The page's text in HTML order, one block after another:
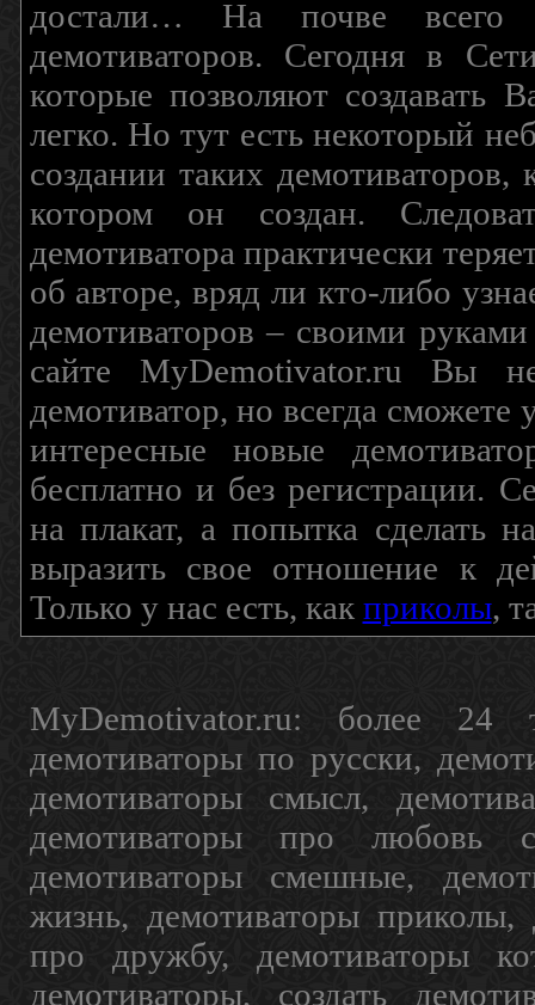
достали… На почве всего
демотиваторов. Сегодня в
которые позволяют создавать
легко. Но тут есть некоторый
создании таких
котором он создан.
демотиватора практически
об авторе, вряд ли кто-либо
демотиваторов – своими
сайте MyDemotivator.ru Вы
демотиватор, но всегда сможете
интересные новые
бесплатно и без регистрации.
на плакат, а попытка
выразить свое отношение к
Только у нас есть, как приколы,
MyDemotivator.ru: более 24
демотиваторы по русски,
демотиваторы смысл,
демотиваторы про любовь
демотиваторы смешные,
жизнь, демотиваторы приколы,
про дружбу, демотиваторы
демотиваторы, создать